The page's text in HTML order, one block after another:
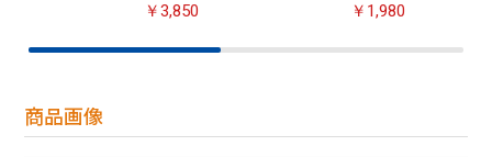
￥3,850 ￥1,980
商品画像